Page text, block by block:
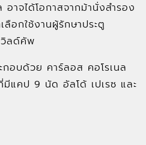
าจได้โอกาสจากม้านั่งสำรอง
อกใช้งานผู้รักษาประตู
ลด์คัพ
กอบด้วย คาร์ลอส คอโรเนล
มีแคป 9 นัด อัลโด้ เปเรซ และ